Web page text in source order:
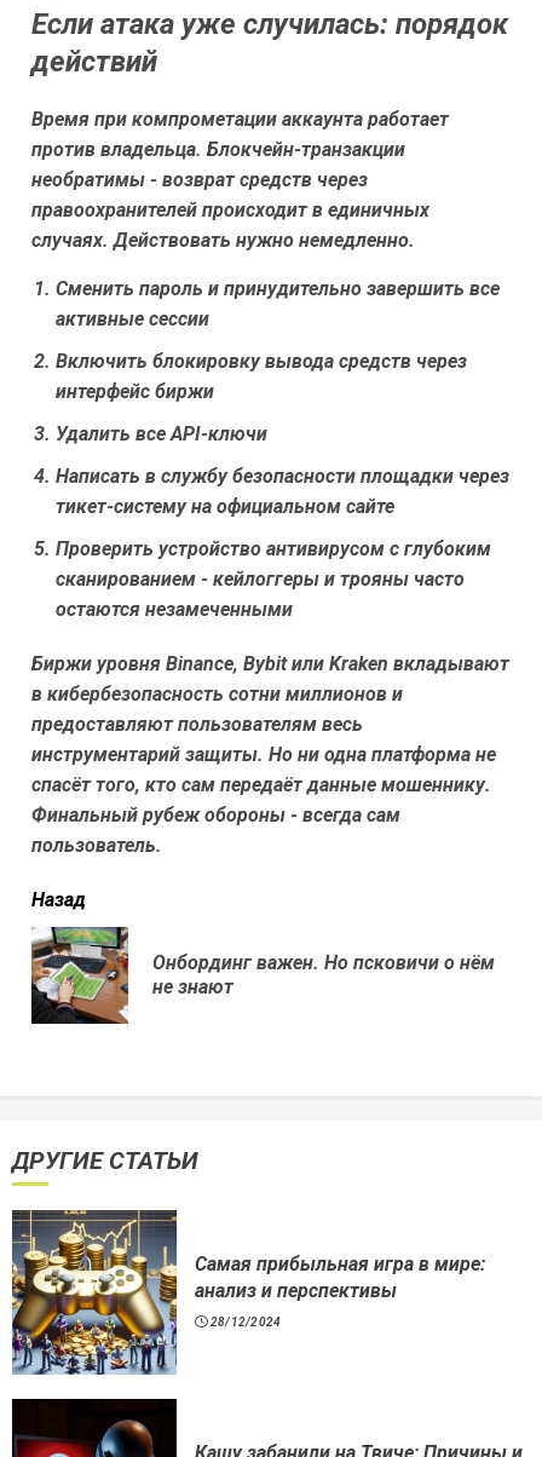
Если атака уже случилась: порядок
действий
Время при компрометации аккаунта работает
против владельца. Блокчейн-транзакции
необратимы - возврат средств через
правоохранителей происходит в единичных
случаях. Действовать нужно немедленно.
Сменить пароль и принудительно завершить все
активные сессии
Включить блокировку вывода средств через
интерфейс биржи
Удалить все API-ключи
Написать в службу безопасности площадки через
тикет-систему на официальном сайте
Проверить устройство антивирусом с глубоким
сканированием - кейлоггеры и трояны часто
остаются незамеченными
Биржи уровня Binance, Bybit или Kraken вкладывают
в кибербезопасность сотни миллионов и
предоставляют пользователям весь
инструментарий защиты. Но ни одна платформа не
спасёт того, кто сам передаёт данные мошеннику.
Финальный рубеж обороны - всегда сам
пользователь.
читать
еще
Назад
Онбординг важен. Но псковичи о нём
не знают
ДРУГИЕ СТАТЬИ
Самая прибыльная игра в мире:
анализ и перспективы
28/12/2024